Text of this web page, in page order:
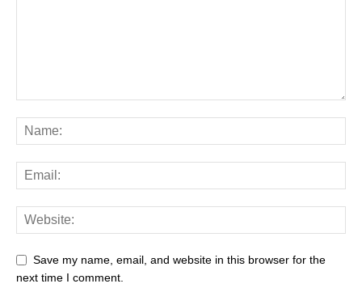
Save my name, email, and website in this browser for the
next time I comment.